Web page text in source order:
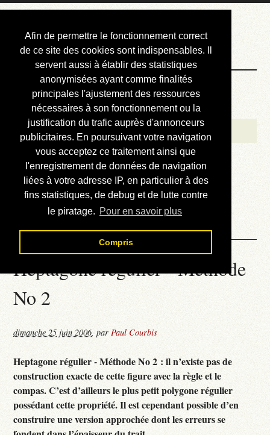
Afin de permettre le fonctionnement correct
de ce site des cookies sont indispensables. Il
servent aussi à établir des statistiques
anonymisées ayant comme finalités
principales l'ajustement des ressources
nécessaires à son fonctionnement ou la
justification du trafic auprès d'annonceurs
publicitaires. En poursuivant votre navigation
vous acceptez ce traitement ainsi que
l'enregistrement de données de navigation
liées à votre adresse IP, en particulier à des
fins statistiques, de debug et de lutte contre
le piratage. Pour en savoir plus
Compris
Courbis, « LE »
Blog Officiel
Bienvenue
Réalisations
Divers (et d’été)
Annonces
Liens externes
Téléchargement
Contact
Heptagone régulier - Méthode
No 2
dimanche 25 juin 2006,parPaul Courbis
Heptagone régulier - Méthode No 2 : il n’existe pas de
construction exacte de cette figure avec la règle et le
compas. C’est d’ailleurs le plus petit polygone régulier
possédant cette propriété. Il est cependant possible d’en
construire une version approchée dont les erreurs se